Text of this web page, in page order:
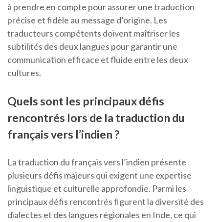
à prendre en compte pour assurer une traduction
précise et fidèle au message d’origine. Les
traducteurs compétents doivent maîtriser les
subtilités des deux langues pour garantir une
communication efficace et fluide entre les deux
cultures.
Quels sont les principaux défis
rencontrés lors de la traduction du
français vers l’indien ?
La traduction du français vers l’indien présente
plusieurs défis majeurs qui exigent une expertise
linguistique et culturelle approfondie. Parmi les
principaux défis rencontrés figurent la diversité des
dialectes et des langues régionales en Inde, ce qui